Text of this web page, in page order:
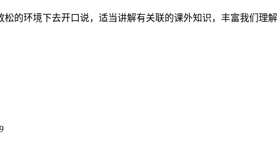
的环境下去开口说，适当讲解有关联的课外知识，丰富我们理解